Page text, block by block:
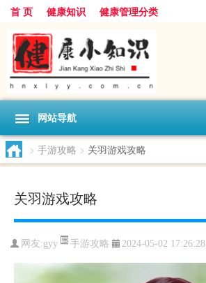
首 页 健康知识 健康管理分类
网站导航
> 手游攻略 > 关羽游戏攻略
关羽游戏攻略
网友:gyy 手游攻略 2024-05-02 17:26:28